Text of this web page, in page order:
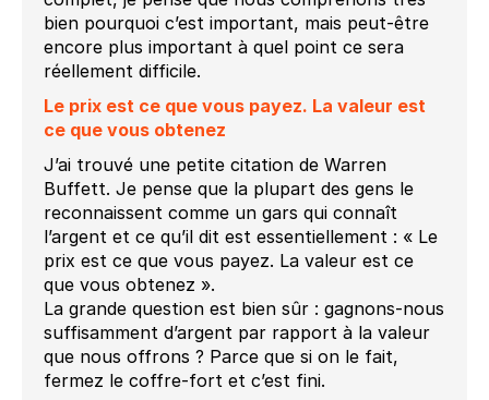
bien pourquoi c’est important, mais peut-être
encore plus important à quel point ce sera
réellement difficile.
Le prix est ce que vous payez. La valeur est
ce que vous obtenez
J’ai trouvé une petite citation de Warren
Buffett. Je pense que la plupart des gens le
reconnaissent comme un gars qui connaît
l’argent et ce qu’il dit est essentiellement : « Le
prix est ce que vous payez. La valeur est ce
que vous obtenez ».
La grande question est bien sûr : gagnons-nous
suffisamment d’argent par rapport à la valeur
que nous offrons ? Parce que si on le fait,
fermez le coffre-fort et c’est fini.